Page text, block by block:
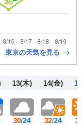
東京の天気を見る
13(木)
30/24
14(金)
32/24
15